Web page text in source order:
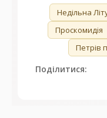
день пам’яті
Предтечі та
Недільна
Проскомидія
Петрів
Поділитися: